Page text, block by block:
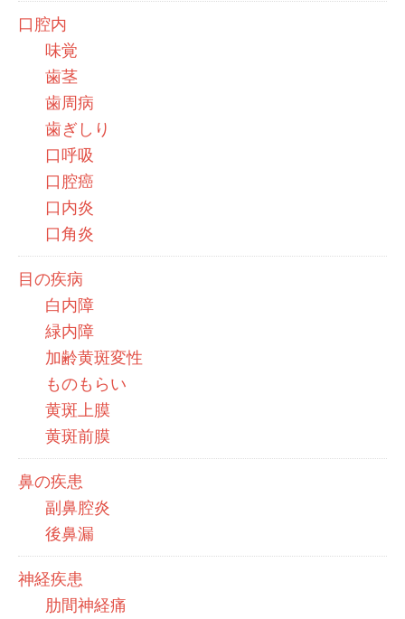
口腔内
味覚
歯茎
歯周病
歯ぎしり
口呼吸
口腔癌
口内炎
口角炎
目の疾病
白内障
緑内障
加齢黄斑変性
ものもらい
黄斑上膜
黄斑前膜
鼻の疾患
副鼻腔炎
後鼻漏
神経疾患
肋間神経痛